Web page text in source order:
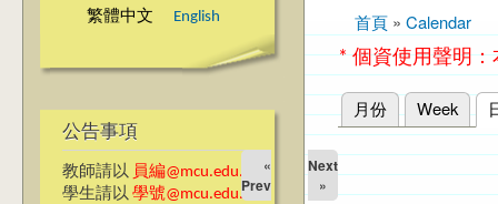
繁體中文 English
公告事項
教師請以 員編@mcu.edu.tw
學生請以 學號@mcu.edu.tw
您在這裡
首頁 » Calendar
* 個資使用聲明
主要索引標籤
月份 Week
«
Prev
Next
»